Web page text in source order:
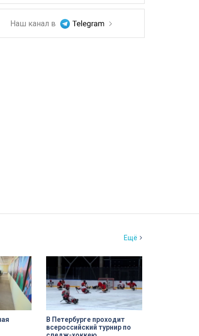
Наш канал в
Ещё
В Петербурге проходит
всероссийский турнир по